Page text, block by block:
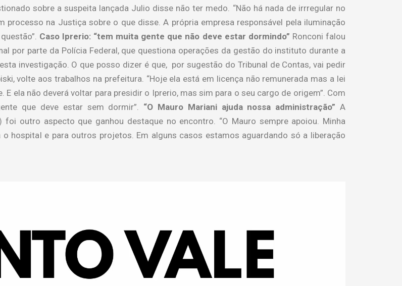
sobre a suspeita lançada Julio disse não ter medo. “Não há nada de irrregular no
processo na Justiça sobre o que disse. A própria empresa responsável pela iluminação
Caso Iprerio: “tem muita gente que não deve estar dormindo” Ronconi falou
por parte da Polícia Federal, que questiona operações da gestão do instituto durante a
investigação. O que posso dizer é que, por sugestão do Tribunal de Contas, vai pedir
volte aos trabalhos na prefeitura. “Hoje ela está em licença não remunerada mas a lei
ela não deverá voltar para presidir o Iprerio, mas sim para o seu cargo de origem”. Com
que deve estar sem dormir”. “O Mauro Mariani ajuda nossa administração” A
outro aspecto que ganhou destaque no encontro. “O Mauro sempre apoiou. Minha
hospital e para outros projetos. Em alguns casos estamos aguardando só a liberação